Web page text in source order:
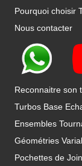
Pourquoi choisir
Nous contacter
Reconnaitre son
Turbos Base
Ensembles
Géométries
Pochettes de